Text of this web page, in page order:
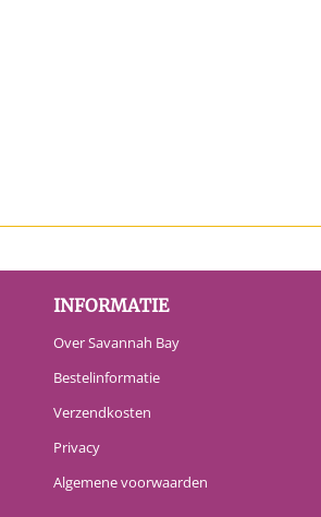
INFORMATIE
Over Savannah Bay
Bestelinformatie
Verzendkosten
Privacy
Algemene voorwaarden